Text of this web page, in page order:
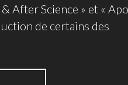
After Science » et «
de certains des